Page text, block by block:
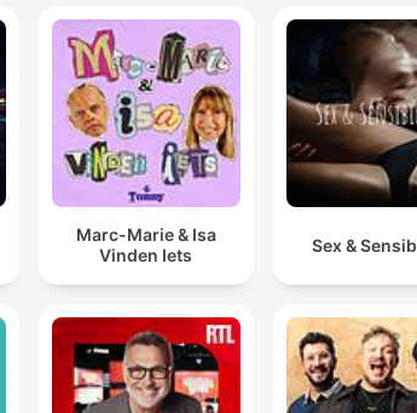
Marc-Marie & Isa
Vinden Iets
Sex &